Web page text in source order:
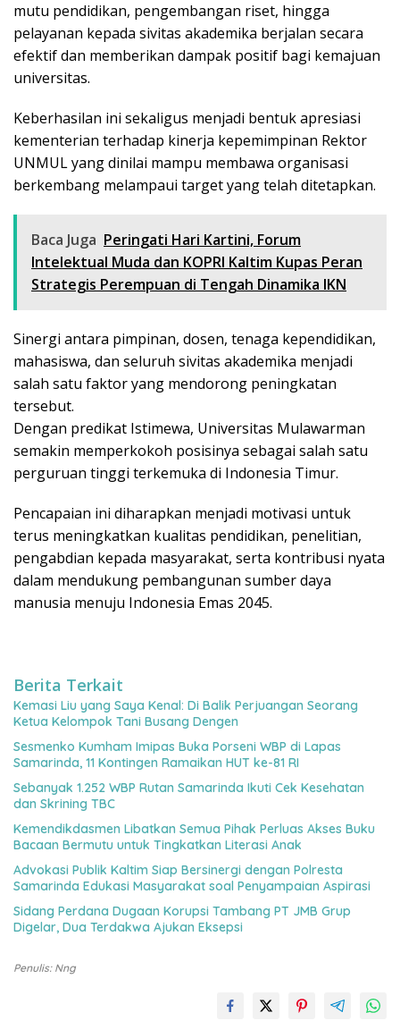
mutu pendidikan, pengembangan riset, hingga
pelayanan kepada sivitas akademika berjalan secara
efektif dan memberikan dampak positif bagi kemajuan
universitas.
Keberhasilan ini sekaligus menjadi bentuk apresiasi
kementerian terhadap kinerja kepemimpinan Rektor
UNMUL yang dinilai mampu membawa organisasi
berkembang melampaui target yang telah ditetapkan.
Baca Juga Peringati Hari Kartini, Forum
Intelektual Muda dan KOPRI Kaltim Kupas Peran
Strategis Perempuan di Tengah Dinamika IKN
Sinergi antara pimpinan, dosen, tenaga kependidikan,
mahasiswa, dan seluruh sivitas akademika menjadi
salah satu faktor yang mendorong peningkatan
tersebut.
Dengan predikat Istimewa, Universitas Mulawarman
semakin memperkokoh posisinya sebagai salah satu
perguruan tinggi terkemuka di Indonesia Timur.
Pencapaian ini diharapkan menjadi motivasi untuk
terus meningkatkan kualitas pendidikan, penelitian,
pengabdian kepada masyarakat, serta kontribusi nyata
dalam mendukung pembangunan sumber daya
manusia menuju Indonesia Emas 2045.
Berita Terkait
Kemasi Liu yang Saya Kenal: Di Balik Perjuangan Seorang
Ketua Kelompok Tani Busang Dengen
Sesmenko Kumham Imipas Buka Porseni WBP di Lapas
Samarinda, 11 Kontingen Ramaikan HUT ke-81 RI
Sebanyak 1.252 WBP Rutan Samarinda Ikuti Cek Kesehatan
dan Skrining TBC
Kemendikdasmen Libatkan Semua Pihak Perluas Akses Buku
Bacaan Bermutu untuk Tingkatkan Literasi Anak
Advokasi Publik Kaltim Siap Bersinergi dengan Polresta
Samarinda Edukasi Masyarakat soal Penyampaian Aspirasi
Sidang Perdana Dugaan Korupsi Tambang PT JMB Grup
Digelar, Dua Terdakwa Ajukan Eksepsi
Penulis: Nng